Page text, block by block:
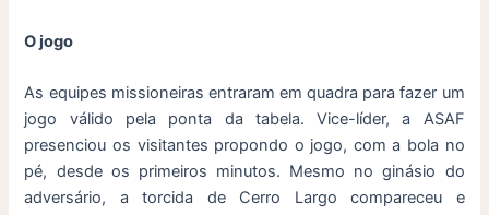
O jogo
As equipes missioneiras entraram em quadra para fazer um
jogo válido pela ponta da tabela. Vice-líder, a ASAF
presenciou os visitantes propondo o jogo, com a bola no
pé, desde os primeiros minutos. Mesmo no ginásio do
adversário, a torcida de Cerro Largo compareceu e